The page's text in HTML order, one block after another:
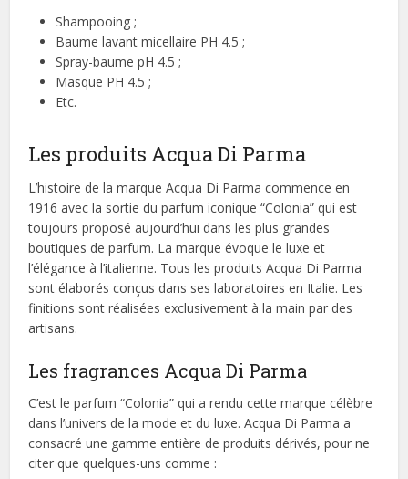
Shampooing ;
Baume lavant micellaire PH 4.5 ;
Spray-baume pH 4.5 ;
Masque PH 4.5 ;
Etc.
Les produits Acqua Di Parma
L’histoire de la marque Acqua Di Parma commence en
1916 avec la sortie du parfum iconique “Colonia” qui est
toujours proposé aujourd’hui dans les plus grandes
boutiques de parfum. La marque évoque le luxe et
l’élégance à l’italienne. Tous les produits Acqua Di Parma
sont élaborés conçus dans ses laboratoires en Italie. Les
finitions sont réalisées exclusivement à la main par des
artisans.
Les fragrances Acqua Di Parma
C’est le parfum “Colonia” qui a rendu cette marque célèbre
dans l’univers de la mode et du luxe. Acqua Di Parma a
consacré une gamme entière de produits dérivés, pour ne
citer que quelques-uns comme :